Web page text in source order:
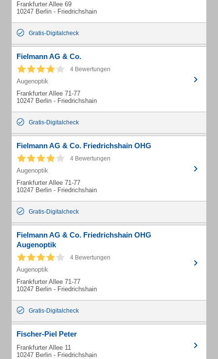
Frankfurter Allee 69
10247 Berlin - Friedrichshain
Gratis-Digitalcheck
Fielmann AG & Co.
4 Bewertungen
Augenoptik
Frankfurter Allee 71-77
10247 Berlin - Friedrichshain
Gratis-Digitalcheck
Fielmann AG & Co. Friedrichshain OHG
4 Bewertungen
Augenoptik
Frankfurter Allee 71-77
10247 Berlin - Friedrichshain
Gratis-Digitalcheck
Fielmann AG & Co. Friedrichshain OHG
Augenoptik
4 Bewertungen
Augenoptik
Frankfurter Allee 71-77
10247 Berlin - Friedrichshain
Gratis-Digitalcheck
Fischer-Piel Peter
Frankfurter Allee 11
10247 Berlin - Friedrichshain